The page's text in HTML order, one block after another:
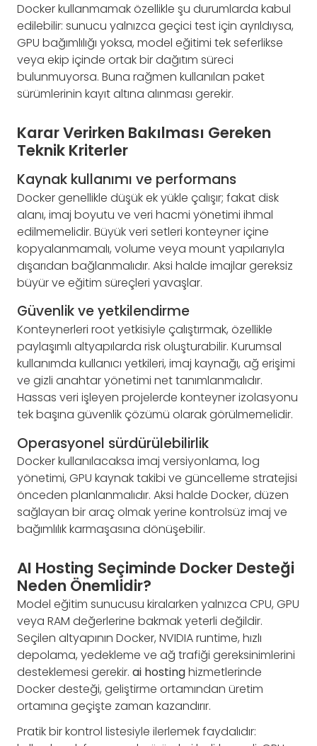
Docker kullanmamak özellikle şu durumlarda kabul
edilebilir: sunucu yalnızca geçici test için ayrıldıysa,
GPU bağımlılığı yoksa, model eğitimi tek seferlikse
veya ekip içinde ortak bir dağıtım süreci
bulunmuyorsa. Buna rağmen kullanılan paket
sürümlerinin kayıt altına alınması gerekir.
Karar Verirken Bakılması Gereken
Teknik Kriterler
Kaynak kullanımı ve performans
Docker genellikle düşük ek yükle çalışır; fakat disk
alanı, imaj boyutu ve veri hacmi yönetimi ihmal
edilmemelidir. Büyük veri setleri konteyner içine
kopyalanmamalı, volume veya mount yapılarıyla
dışarıdan bağlanmalıdır. Aksi halde imajlar gereksiz
büyür ve eğitim süreçleri yavaşlar.
Güvenlik ve yetkilendirme
Konteynerleri root yetkisiyle çalıştırmak, özellikle
paylaşımlı altyapılarda risk oluşturabilir. Kurumsal
kullanımda kullanıcı yetkileri, imaj kaynağı, ağ erişimi
ve gizli anahtar yönetimi net tanımlanmalıdır.
Hassas veri işleyen projelerde konteyner izolasyonu
tek başına güvenlik çözümü olarak görülmemelidir.
Operasyonel sürdürülebilirlik
Docker kullanılacaksa imaj versiyonlama, log
yönetimi, GPU kaynak takibi ve güncelleme stratejisi
önceden planlanmalıdır. Aksi halde Docker, düzen
sağlayan bir araç olmak yerine kontrolsüz imaj ve
bağımlılık karmaşasına dönüşebilir.
AI Hosting Seçiminde Docker Desteği
Neden Önemlidir?
Model eğitim sunucusu kiralarken yalnızca CPU, GPU
veya RAM değerlerine bakmak yeterli değildir.
Seçilen altyapının Docker, NVIDIA runtime, hızlı
depolama, yedekleme ve ağ trafiği gereksinimlerini
desteklemesi gerekir. ai hostinghizmetlerinde
Docker desteği, geliştirme ortamından üretim
ortamına geçişte zaman kazandırır.
Pratik bir kontrol listesiyle ilerlemek faydalıdır: